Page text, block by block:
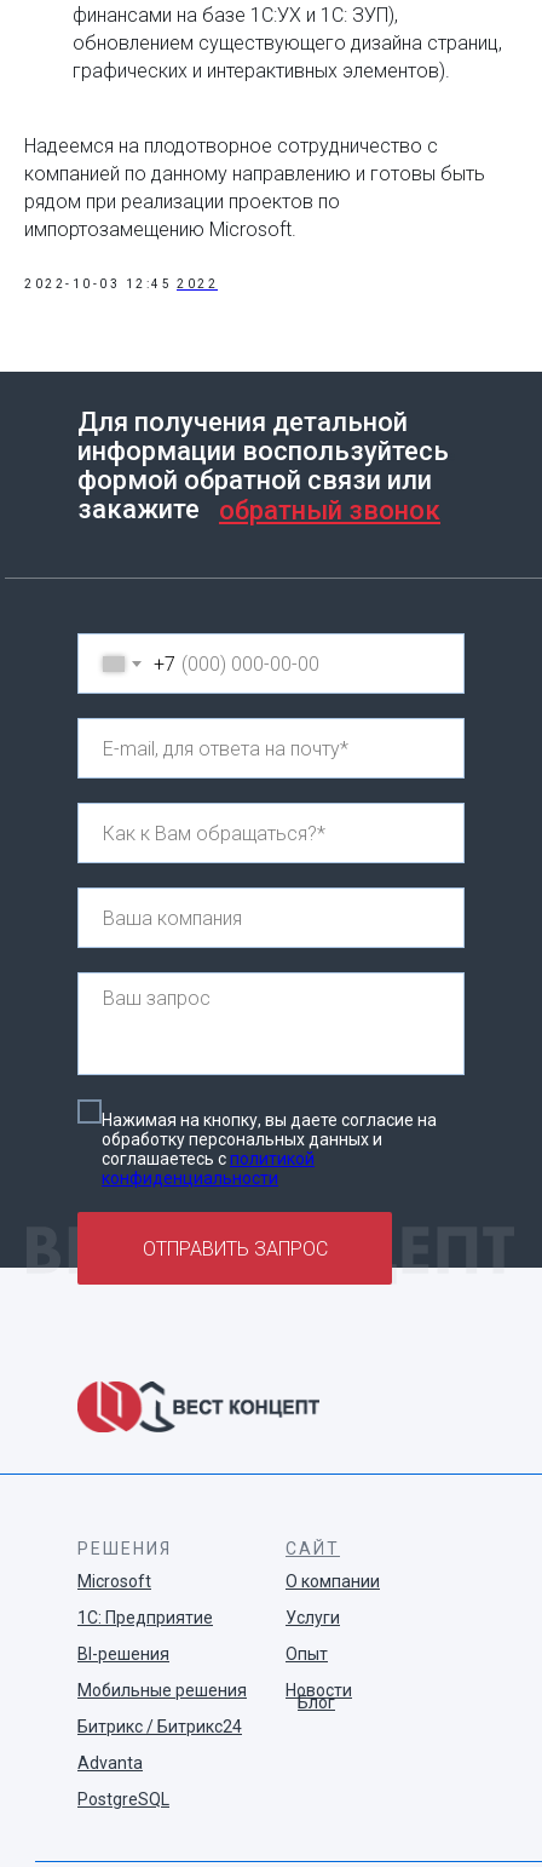
финансами на базе 1С:УХ и 1С: ЗУП),
обновлением существующего дизайна страниц,
графических и интерактивных элементов).
Надеемся на плодотворное сотрудничество с
компанией по данному направлению и готовы быть
рядом при реализации проектов по
импортозамещению Microsoft.
2022-10-03 12:45 2022
Создание сайта на ТильдеLeto.Website
Для получения детальной
информации воспользуйтесь
формой обратной связи или
закажите
обратный звонок
+7
Нажимая на кнопку, вы даете согласие на
обработку персональных данных и
соглашаетесь cполитикой
конфиденциальности
ОТПРАВИТЬ ЗАПРОС
РЕШЕНИЯ
Microsoft
1С: Предприятие
BI-решения
Мобильные решения
Битрикс / Битрикс24
Advanta
PostgreSQL
САЙТ
О компании
Услуги
Опыт
Новости
Блог